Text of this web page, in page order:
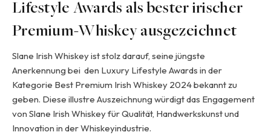
Lifestyle Awards als bester irischer
Premium-Whiskey ausgezeichnet
Slane Irish Whiskey ist stolz darauf, seine jüngste
Anerkennung bei den Luxury Lifestyle Awards in der
Kategorie Best Premium Irish Whiskey 2024 bekannt zu
geben. Diese illustre Auszeichnung würdigt das Engagement
von Slane Irish Whiskey für Qualität, Handwerkskunst und
Innovation in der Whiskeyindustrie.